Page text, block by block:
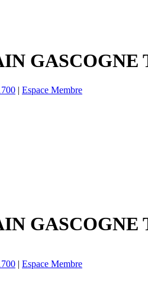
GASCOGNE
| Espace Membre
GASCOGNE
| Espace Membre